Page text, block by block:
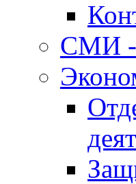
СМИ -